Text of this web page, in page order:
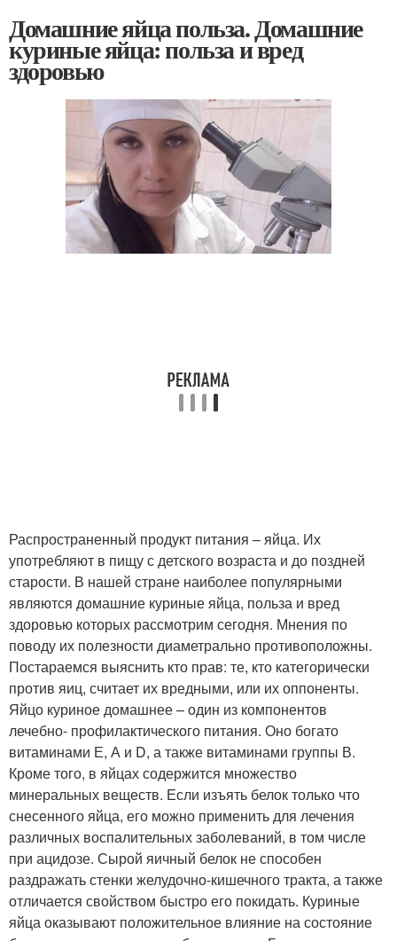
Домашние яйца польза. Домашние
куриные яйца: польза и вред
здоровью
Распространенный продукт питания – яйца. Их
употребляют в пищу с детского возраста и до поздней
старости. В нашей стране наиболее популярными
являются домашние куриные яйца, польза и вред
здоровью которых рассмотрим сегодня. Мнения по
поводу их полезности диаметрально противоположны.
Постараемся выяснить кто прав: те, кто категорически
против яиц, считает их вредными, или их оппоненты.
Яйцо куриное домашнее – один из компонентов
лечебно- профилактического питания. Оно богато
витаминами Е, А и D, а также витаминами группы В.
Кроме того, в яйцах содержится множество
минеральных веществ. Если изъять белок только что
снесенного яйца, его можно применить для лечения
различных воспалительных заболеваний, в том числе
при ацидозе. Сырой яичный белок не способен
раздражать стенки желудочно-кишечного тракта, а также
отличается свойством быстро его покидать. Куриные
яйца оказывают положительное влияние на состояние